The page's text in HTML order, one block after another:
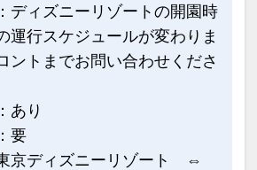
ディズニーリゾートの開園時
運行スケジュールが変わりま
ントまでお問い合わせくださ
あり
要
京ディズニーリゾート ⇔